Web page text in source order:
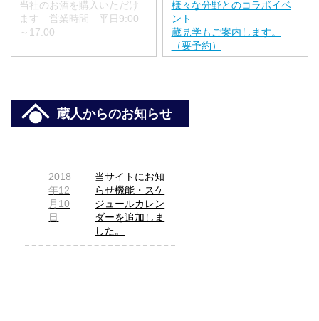
当社のお酒を購入いただけ
ます 営業時間 平日9:00
～17:00
様々な分野とのコラボイベ
ント
蔵見学もご案内します。
（要予約）
蔵人からのお知らせ
2018
年12
月10
日
当サイトにお知
らせ機能・スケ
ジュールカレン
ダーを追加しま
した。